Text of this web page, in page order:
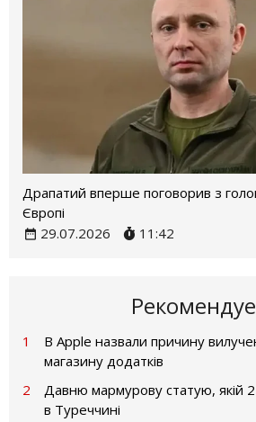
Драпатий вперше поговорив з
Європі
29.07.2026
11:42
1
В Apple назвали причину
магазину додатків
2
Давню мармурову статую, якій
в Туреччині